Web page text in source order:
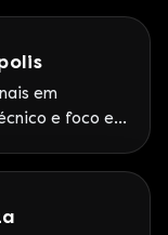
o mercado
em
e foco em